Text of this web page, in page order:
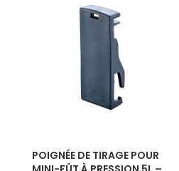
POIGNÉE DE TIRAGE POUR